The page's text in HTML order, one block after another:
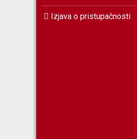
Izjava o pristupačnosti